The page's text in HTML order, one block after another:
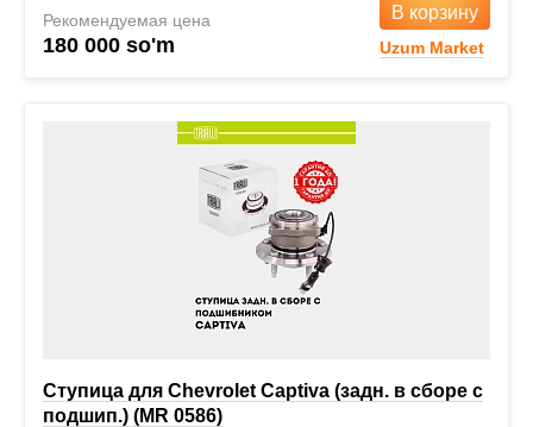
Рекомендуемая цена
180 000 so'm
В корзину
Uzum Market
Ступица для Chevrolet Captiva (задн. в сборе с
подшип.) (MR 0586)